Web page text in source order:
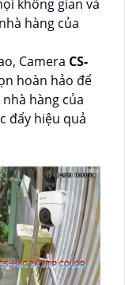
không gian và
hàng của
Camera CS-
hoàn hảo để
hàng của
đẩy hiệu quả